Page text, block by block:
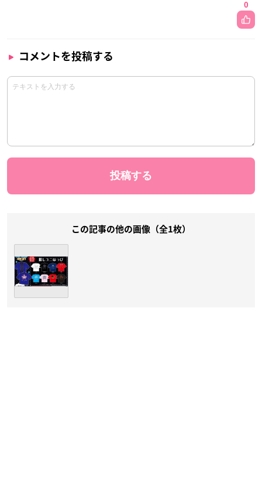
0
コメントを投稿する
この記事の他の画像（全1枚）